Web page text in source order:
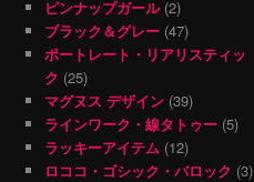
ピンナップガール(2)
ブラック＆グレー (47)
ポートレート・リアリスティッ
ク (25)
マグヌス デザイン (39)
ラインワーク・線タトゥー (5)
ラッキーアイテム (12)
ロココ・ゴシック・バロック (3)